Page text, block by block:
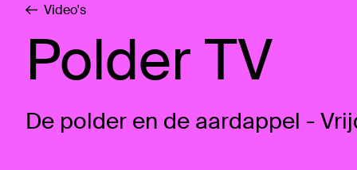
Video's
Polder TV
De polder en de aardappel -